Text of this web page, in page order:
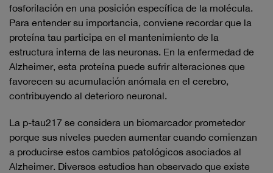
fosforilación en una posición específica de la molécula.
Para entender su importancia, conviene recordar que la
proteína tau participa en el mantenimiento de la
estructura interna de las neuronas. En la enfermedad de
Alzheimer, esta proteína puede sufrir alteraciones que
favorecen su acumulación anómala en el cerebro,
contribuyendo al deterioro neuronal.
La p-tau217 se considera un biomarcador prometedor
porque sus niveles pueden aumentar cuando comienzan
a producirse estos cambios patológicos asociados al
Alzheimer. Diversos estudios han observado que existe